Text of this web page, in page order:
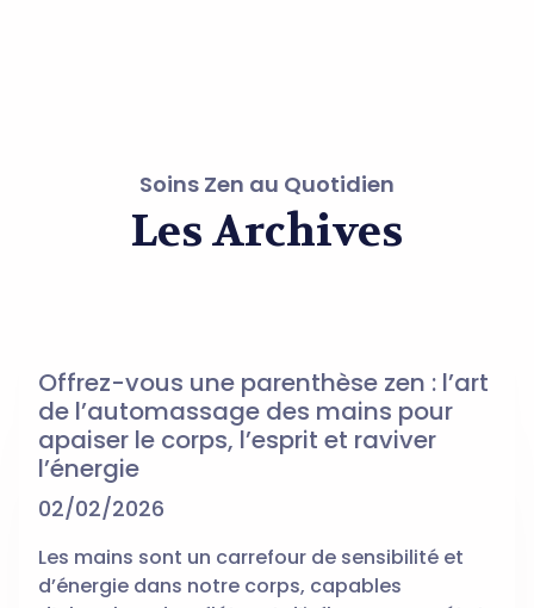
Soins Zen au Quotidien
Les Archives
Offrez-vous une parenthèse zen : l’art
de l’automassage des mains pour
apaiser le corps, l’esprit et raviver
l’énergie
02/02/2026
Les mains sont un carrefour de sensibilité et
d’énergie dans notre corps, capables